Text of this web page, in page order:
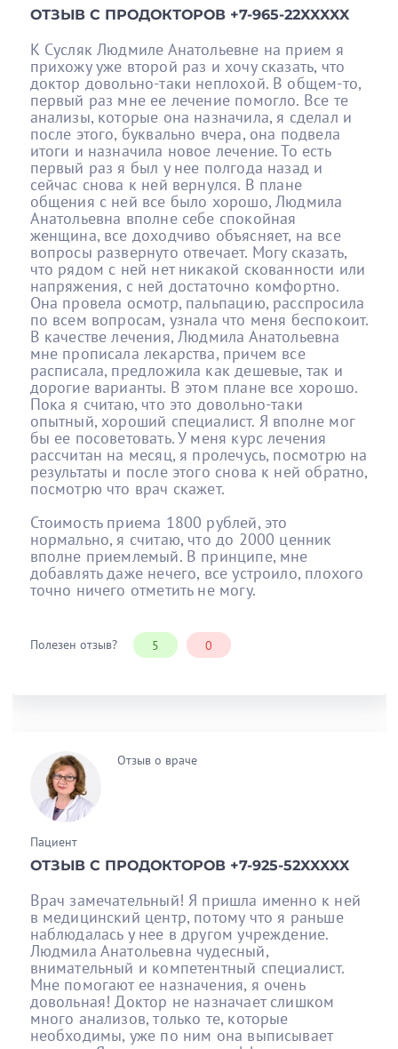
ОТЗЫВ С ПРОДОКТОРОВ +7-965-22XXXXX
К Сусляк Людмиле Анатольевне на прием я
прихожу уже второй раз и хочу сказать, что
доктор довольно-таки неплохой. В общем-то,
первый раз мне ее лечение помогло. Все те
анализы, которые она назначила, я сделал и
после этого, буквально вчера, она подвела
итоги и назначила новое лечение. То есть
первый раз я был у нее полгода назад и
сейчас снова к ней вернулся. В плане
общения с ней все было хорошо, Людмила
Анатольевна вполне себе спокойная
женщина, все доходчиво объясняет, на все
вопросы развернуто отвечает. Могу сказать,
что рядом с ней нет никакой скованности или
напряжения, с ней достаточно комфортно.
Она провела осмотр, пальпацию, расспросила
по всем вопросам, узнала что меня беспокоит.
В качестве лечения, Людмила Анатольевна
мне прописала лекарства, причем все
расписала, предложила как дешевые, так и
дорогие варианты. В этом плане все хорошо.
Пока я считаю, что это довольно-таки
опытный, хороший специалист. Я вполне мог
бы ее посоветовать. У меня курс лечения
рассчитан на месяц, я пролечусь, посмотрю на
результаты и после этого снова к ней обратно,
посмотрю что врач скажет.
Стоимость приема 1800 рублей, это
нормально, я считаю, что до 2000 ценник
вполне приемлемый. В принципе, мне
добавлять даже нечего, все устроило, плохого
точно ничего отметить не могу.
Полезен отзыв? 5 0
Отзыв о враче
Пациент
ОТЗЫВ С ПРОДОКТОРОВ +7-925-52XXXXX
Врач замечательный! Я пришла именно к ней
в медицинский центр, потому что я раньше
наблюдалась у нее в другом учреждение.
Людмила Анатольевна чудесный,
внимательный и компетентный специалист.
Мне помогают ее назначения, я очень
довольная! Доктор не назначает слишком
много анализов, только те, которые
необходимы, уже по ним она выписывает